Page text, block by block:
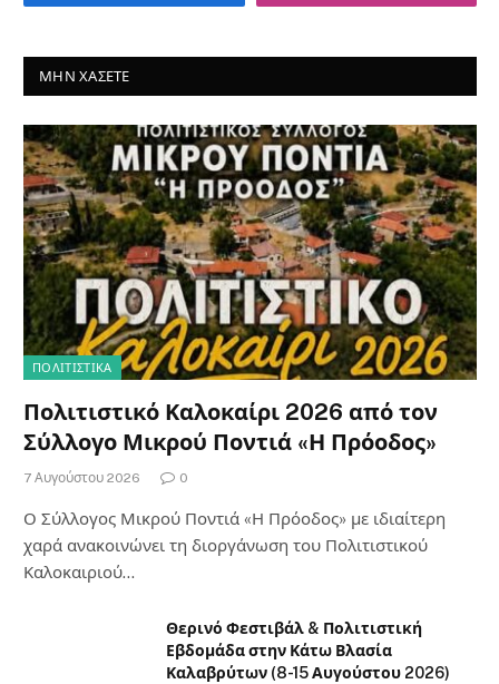
ΜΗΝ ΧΆΣΕΤΕ
ΠΟΛΙΤΙΣΤΙΚΑ
Πολιτιστικό Καλοκαίρι 2026 από τον
Σύλλογο Μικρού Ποντιά «Η Πρόοδος»
7 Αυγούστου 2026 0
Ο Σύλλογος Μικρού Ποντιά «Η Πρόοδος» με ιδιαίτερη
χαρά ανακοινώνει τη διοργάνωση του Πολιτιστικού
Καλοκαιριού…
Θερινό Φεστιβάλ & Πολιτιστική
Εβδομάδα στην Κάτω Βλασία
Καλαβρύτων (8-15 Αυγούστου 2026)